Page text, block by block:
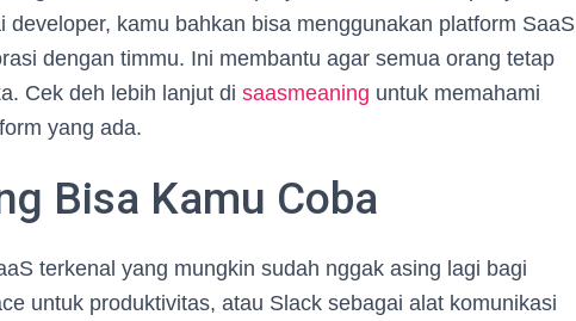
developer, kamu bahkan bisa menggunakan platform SaaS
dengan timmu. Ini membantu agar semua orang tetap
Cek deh lebih lanjut di saasmeaning untuk memahami
yang ada.
Bisa Kamu Coba
terkenal yang mungkin sudah nggak asing lagi bagi
untuk produktivitas, atau Slack sebagai alat komunikasi